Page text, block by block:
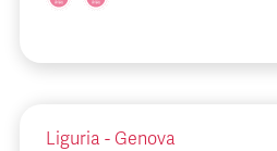
Liguria - Genova